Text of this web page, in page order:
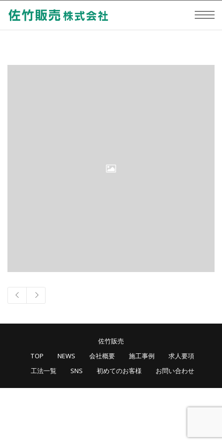
佐竹販売
TOP
NEWS 会社概要 施工事例
求人要項
工法一覧
SNS 初めてのお客様 お問い合わせ